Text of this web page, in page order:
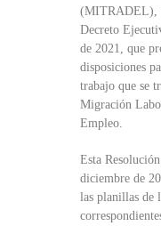
(MITRADEL),
Decreto
de 2021, que
disposiciones
trabajo que se
Migración
Empleo.
Esta
diciembre de
las planillas de